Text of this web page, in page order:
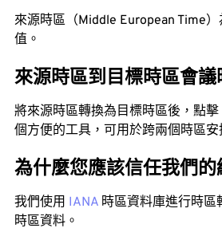
來源時區（Middle European Time
值。
來源時區到目標時區會
將來源時區轉換為目標時區後，點
個方便的工具，可用於跨兩個時區安
為什麼您應該信任我們的
我們使用 IANA 時區資料庫進行時
時區資料。